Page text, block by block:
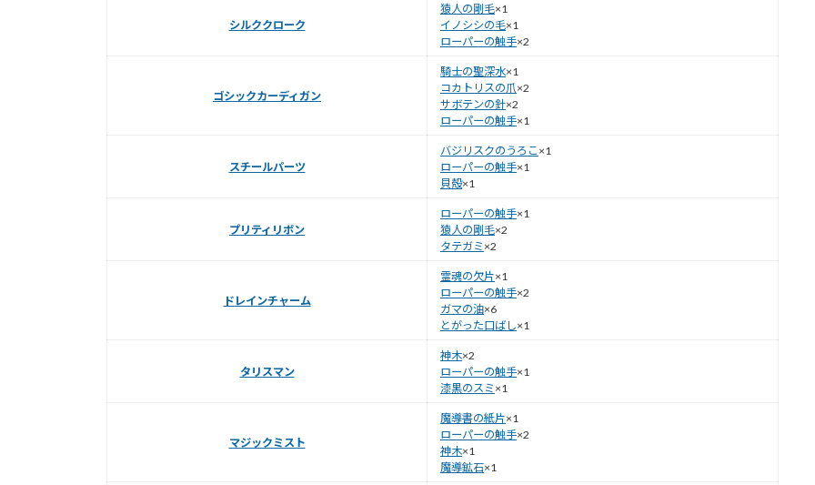
シルククローク
猿人の剛毛×1
イノシシの毛×1
ローパーの触手×2
ゴシックカーディガン
騎士の聖深水×1
コカトリスの爪 ×2
サボテンの針×2
ローパーの触手×1
スチールパーツ
バジリスクのうろこ ×1
ローパーの触手×1
貝殻×1
プリティリボン
ローパーの触手×1
猿人の剛毛×2
タテガミ ×2
ドレインチャーム
霊魂の欠片×1
ローパーの触手×2
ガマの油×6
とがった口ばし×1
タリスマン
神木×2
ローパーの触手×1
漆黒のスミ ×1
マジックミスト
魔導書の紙片×1
ローパーの触手×2
神木×1
魔導鉱石×1